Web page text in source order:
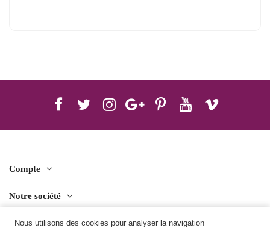
Nous utilisons des cookies pour analyser la navigation
Compte
Notre société
Contact us